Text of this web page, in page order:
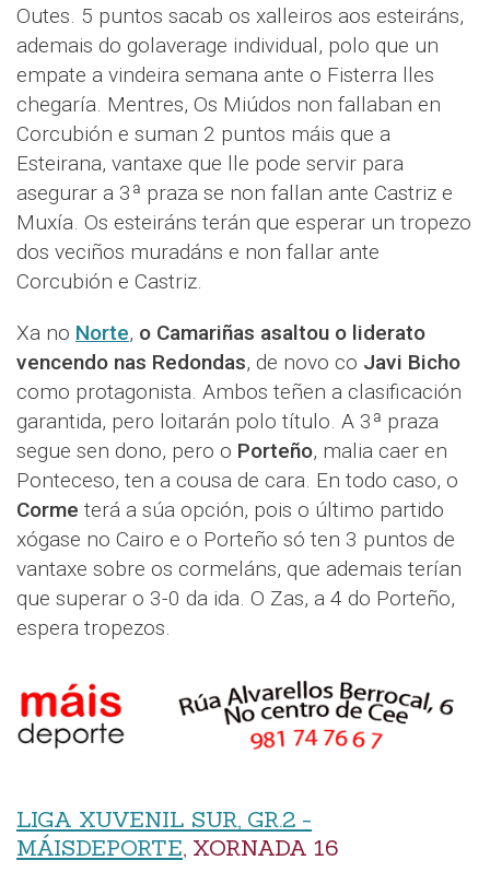
Outes. 5 puntos sacab os xalleiros aos esteiráns,
ademais do golaverage individual, polo que un
empate a vindeira semana ante o Fisterra lles
chegaría. Mentres, Os Miúdos non fallaban en
Corcubión e suman 2 puntos máis que a
Esteirana, vantaxe que lle pode servir para
asegurar a 3ª praza se non fallan ante Castriz e
Muxía. Os esteiráns terán que esperar un tropezo
dos veciños muradáns e non fallar ante
Corcubión e Castriz.
Xa no Norte, o Camariñas asaltou o liderato
vencendo nas Redondas, de novo co Javi Bicho
como protagonista. Ambos teñen a clasificación
garantida, pero loitarán polo título. A 3ª praza
segue sen dono, pero o Porteño, malia caer en
Ponteceso, ten a cousa de cara. En todo caso, o
Corme terá a súa opción, pois o último partido
xógase no Cairo e o Porteño só ten 3 puntos de
vantaxe sobre os cormeláns, que ademais terían
que superar o 3-0 da ida. O Zas, a 4 do Porteño,
espera tropezos.
LIGA XUVENIL SUR, GR.2 -
MÁISDEPORTE, XORNADA 16